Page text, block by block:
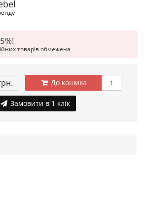
товарів обмежена
До кошика
Замовити в 1 клік